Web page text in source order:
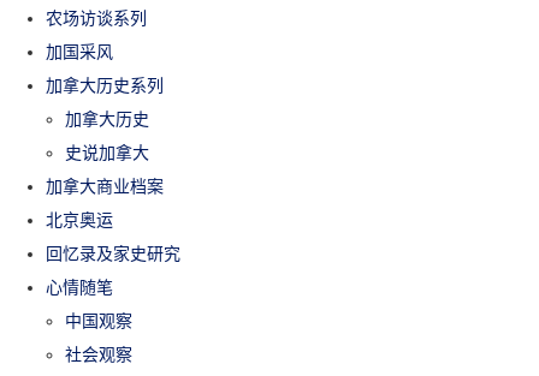
农场访谈系列
加国采风
加拿大历史系列
加拿大历史
史说加拿大
加拿大商业档案
北京奥运
回忆录及家史研究
心情随笔
中国观察
社会观察